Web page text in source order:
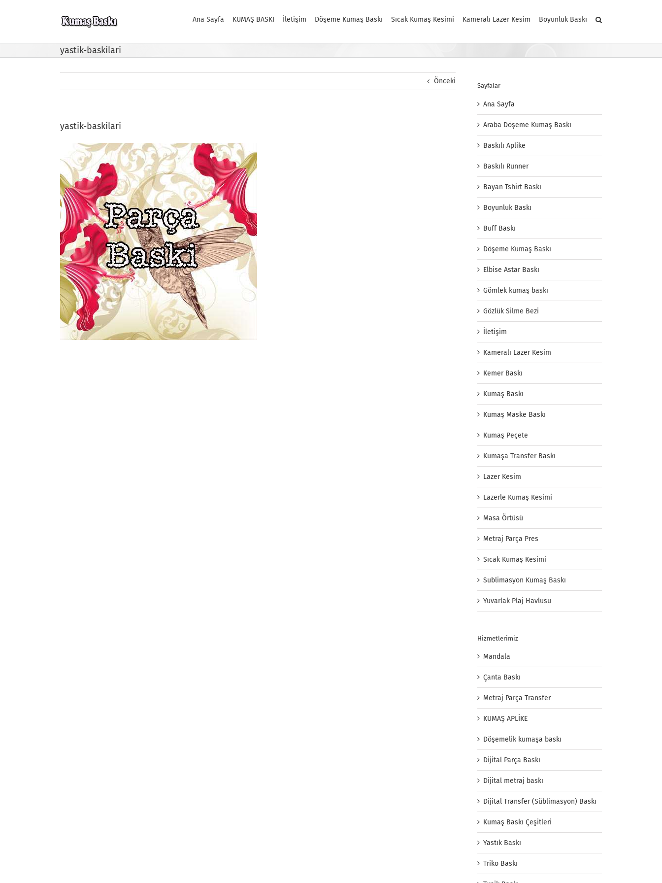
Ana Sayfa KUMAŞ BASKI İletişim Döşeme Kumaş Baskı Sıcak Kumaş Kesimi Kameralı Lazer Kesim Boyunluk Baskı
yastik-baskilari
Önceki
yastik-baskilari
Sayfalar
Ana Sayfa
Araba Döşeme Kumaş Baskı
Baskılı Aplike
Baskılı Runner
Bayan Tshirt Baskı
Boyunluk Baskı
Buff Baskı
Döşeme Kumaş Baskı
Elbise Astar Baskı
Gömlek kumaş baskı
Gözlük Silme Bezi
İletişim
Kameralı Lazer Kesim
Kemer Baskı
Kumaş Baskı
Kumaş Maske Baskı
Kumaş Peçete
Kumaşa Transfer Baskı
Lazer Kesim
Lazerle Kumaş Kesimi
Masa Örtüsü
Metraj Parça Pres
Sıcak Kumaş Kesimi
Sublimasyon Kumaş Baskı
Yuvarlak Plaj Havlusu
Hizmetlerimiz
Mandala
Çanta Baskı
Metraj Parça Transfer
KUMAŞ APLİKE
Döşemelik kumaşa baskı
Dijital Parça Baskı
Dijital metraj baskı
Dijital Transfer (Süblimasyon) Baskı
Kumaş Baskı Çeşitleri
Yastık Baskı
Triko Baskı